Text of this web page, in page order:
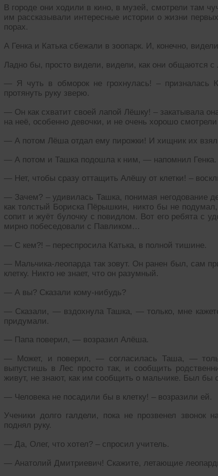
В городе они ходили в кино, в музей, смотрели там
им рассказывали интересные истории о жизни
порах.
А Генка и Катька сбежали в зоопарк. И, конечно,
Ладно бы, просто видели, видели, как они общаются с
— Я чуть в обморок не грохнулась! – призналась
протянуть руку зверю.
— Он как схватит своей лапой Лёшку! – закатывала
на неё, особенно девочки, и не очень хорошо
— А потом Лёша отдал ему пирожки! И хищник их
— А потом и Ташка подошла к ним, — напомнил Генка.
— Нет, чтобы сразу оттащить Алёшу от клетки! –
— Зачем? – удивилась Ташка, понимая негодование
как толстый Бориска Пёрышкин, никто бы не
сопит и жуёт булочку с повидлом. Вот его ребята с
мирно побеседовали с Павликом…
— С кем?! – переспросила Катька, в полной тишине.
— Мальчика-леопарда так зовут. Он ранен был, сам
клетку. Никто не знает, что он разумный.
— А вы? Сказали кому-нибудь?
— Сказали, — вздохнула Ташка, — только, мне
придумали.
— Папа поверил, — возразил Алёша.
— Может, и поверил, — согласилась Таша, —
выпустишь в Лес просто так, и сообщить
живут, не знают, как им сообщить о мальчике. Был бы
— Человека не посадили бы в клетку! – возразили ей.
Ученики долго галдели, пока не прозвенел звонок
поднял руку.
— Да, Олег, что хотел? – спросил учитель.
— Анатолий Дмитриевич! Скажите, летающие